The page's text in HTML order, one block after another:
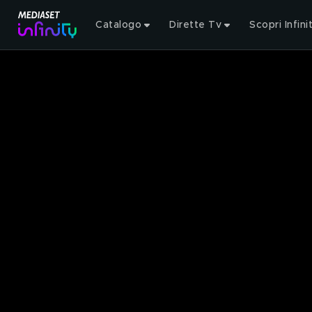
Catalogo Dirette Tv Scopri